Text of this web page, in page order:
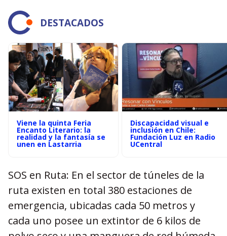
DESTACADOS
Viene la quinta Feria
Encanto Literario: la
realidad y la fantasía se
unen en Lastarria
Discapacidad visual e
inclusión en Chile:
Fundación Luz en Radio
UCentral
SOS en Ruta: En el sector de túneles de la
ruta existen en total 380 estaciones de
emergencia, ubicadas cada 50 metros y
cada uno posee un extintor de 6 kilos de